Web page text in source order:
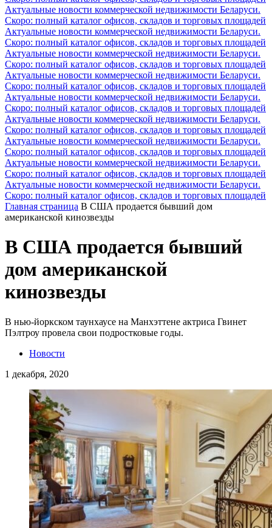
Актуальные новости коммерческой недвижимости Беларуси.
Скоро: полный каталог офисов, складов и торговых площадей
Актуальные новости коммерческой недвижимости Беларуси.
Скоро: полный каталог офисов, складов и торговых площадей
Актуальные новости коммерческой недвижимости Беларуси.
Скоро: полный каталог офисов, складов и торговых площадей
Актуальные новости коммерческой недвижимости Беларуси.
Скоро: полный каталог офисов, складов и торговых площадей
Актуальные новости коммерческой недвижимости Беларуси.
Скоро: полный каталог офисов, складов и торговых площадей
Актуальные новости коммерческой недвижимости Беларуси.
Скоро: полный каталог офисов, складов и торговых площадей
Актуальные новости коммерческой недвижимости Беларуси.
Скоро: полный каталог офисов, складов и торговых площадей
Актуальные новости коммерческой недвижимости Беларуси.
Скоро: полный каталог офисов, складов и торговых площадей
Актуальные новости коммерческой недвижимости Беларуси.
Скоро: полный каталог офисов, складов и торговых площадей
Главная страница В США продается бывший дом
американской кинозвезды
В США продается бывший
дом американской
кинозвезды
В нью-йоркском таунхаусе на Манхэттене актриса Гвинет
Пэлтроу провела свои подростковые годы.
Новости
1 декабря, 2020